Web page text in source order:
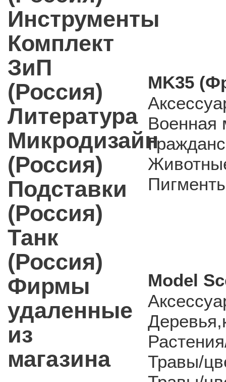
Инструменты
Комплект
ЗиП
(Россия)
Литература
Микродизайн
(Россия)
Подставки
(Россия)
Танк
(Россия)
Фирмы
удаленные
из
магазина
MK35
Военная
Model
Травы/